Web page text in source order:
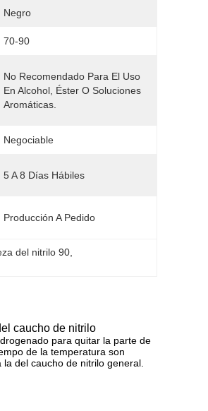
Negro
70-90
No Recomendado Para El Uso
En Alcohol, Éster O Soluciones
Aromáticas.
Negociable
5 A 8 Días Hábiles
Producción A Pedido
del nitrilo 90
caucho de nitrilo
para quitar la parte de
de la temperatura son
del caucho de nitrilo general.